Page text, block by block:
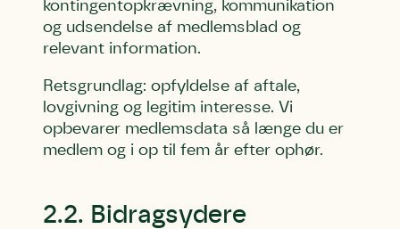
kontingentopkrævning, kommunikation
og udsendelse af medlemsblad og
relevant information.
Retsgrundlag: opfyldelse af aftale,
lovgivning og legitim interesse. Vi
opbevarer medlemsdata så længe du er
medlem og i op til fem år efter ophør.
2.2. Bidragsydere